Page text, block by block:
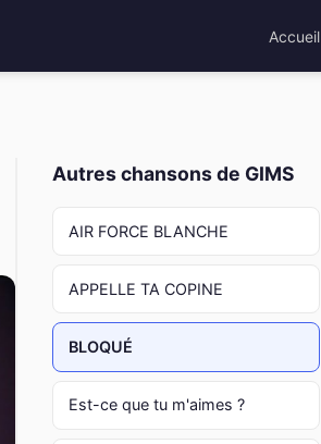
Accueil
Autres chansons de GIMS
AIR FORCE BLANCHE
APPELLE TA COPINE
BLOQUÉ
Est-ce que tu m'aimes ?